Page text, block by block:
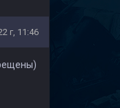
г, 11:46